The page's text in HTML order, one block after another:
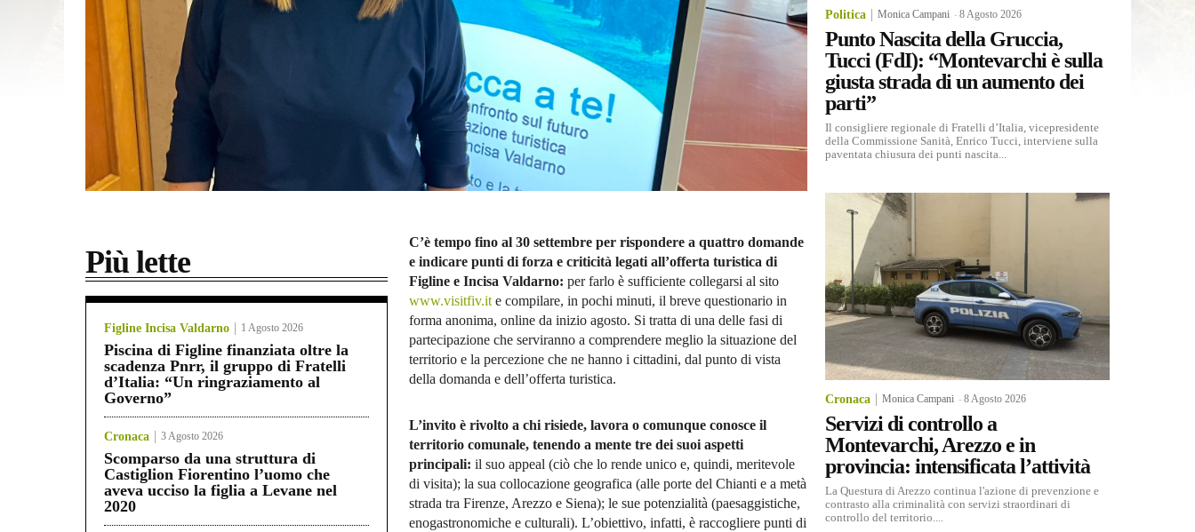
Più lette
Figline Incisa Valdarno 1 Agosto 2026
Piscina di Figline finanziata oltre la
scadenza Pnrr, il gruppo di Fratelli
d’Italia: “Un ringraziamento al
Governo”
Cronaca 3 Agosto 2026
Scomparso da una struttura di
Castiglion Fiorentino l’uomo che
aveva ucciso la figlia a Levane nel
2020
C’è tempo fino al 30 settembre per rispondere a quattro domande
e indicare punti di forza e criticità legati all’offerta turistica di
Figline e Incisa Valdarno: per farlo è sufficiente collegarsi al sito
www.visitfiv.it e compilare, in pochi minuti, il breve questionario in
forma anonima, online da inizio agosto. Si tratta di una delle fasi di
partecipazione che serviranno a comprendere meglio la situazione del
territorio e la percezione che ne hanno i cittadini, dal punto di vista
della domanda e dell’offerta turistica.
L’invito è rivolto a chi risiede, lavora o comunque conosce il
territorio comunale, tenendo a mente tre dei suoi aspetti
principali: il suo appeal (ciò che lo rende unico e, quindi, meritevole
di visita); la sua collocazione geografica (alle porte del Chianti e a metà
strada tra Firenze, Arezzo e Siena); le sue potenzialità (paesaggistiche,
enogastronomiche e culturali). L’obiettivo, infatti, è raccogliere punti di
Politica Monica Campani -8 Agosto 2026
Punto Nascita della Gruccia,
Tucci (FdI): “Montevarchi è sulla
giusta strada di un aumento dei
parti”
Il consigliere regionale di Fratelli d’Italia, vicepresidente
della Commissione Sanità, Enrico Tucci, interviene sulla
paventata chiusura dei punti nascita...
Cronaca Monica Campani -8 Agosto 2026
Servizi di controllo a
Montevarchi, Arezzo e in
provincia: intensificata l’attività
La Questura di Arezzo continua l'azione di prevenzione e
contrasto alla criminalità con servizi straordinari di
controllo del territorio....